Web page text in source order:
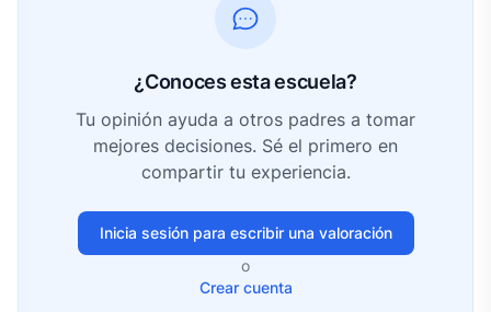
¿Conoces esta escuela?
Tu opinión ayuda a otros padres a tomar
mejores decisiones. Sé el primero en
compartir tu experiencia.
Inicia sesión para escribir una valoración
o
Crear cuenta